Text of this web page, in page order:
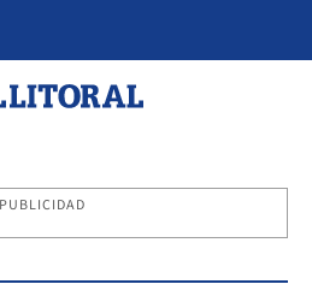
PUBLICIDAD